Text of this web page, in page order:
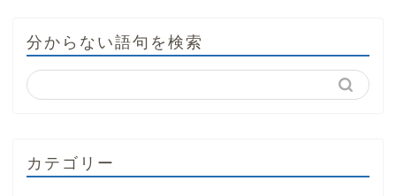
分からない語句を検索
カテゴリー